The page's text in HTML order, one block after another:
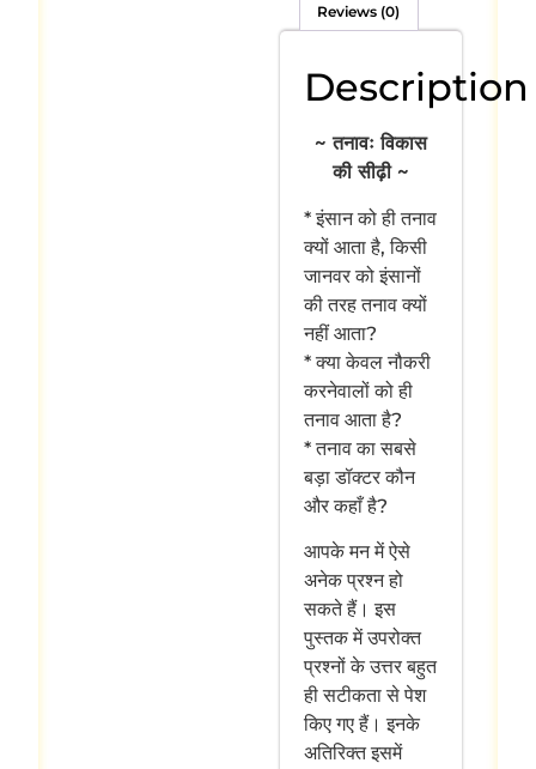
Reviews (0)
Description
~ तनावः विकास
की सीढ़ी ~
* इंसान को ही तनाव
क्यों आता है, किसी
जानवर को इंसानों
की तरह तनाव क्यों
नहीं आता?
* क्या केवल नौकरी
करनेवालों को ही
तनाव आता है?
* तनाव का सबसे
बड़ा डॉक्टर कौन
और कहाँ है?
आपके मन में ऐसे
अनेक प्रश्‍न हो
सकते हैं। इस
पुस्तक में उपरोक्त
प्रश्‍नों के उत्तर बहुत
ही सटीकता से पेश
किए गए हैं। इनके
अतिरिक्त इसमें